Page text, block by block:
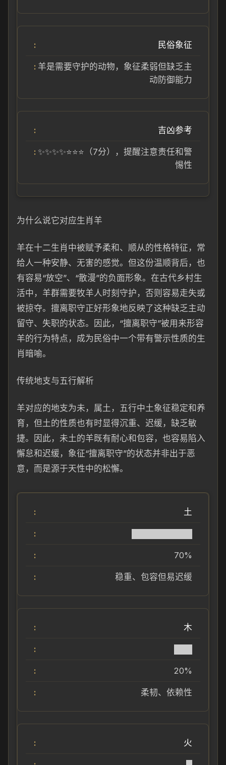
民俗象征
羊是需要守护的动物，象征柔弱但缺乏主
动防御能力
吉凶参考
✨✨✨✨⭐⭐⭐（7分），提醒注意责任和警
惕性
为什么说它对应生肖羊
羊在十二生肖中被赋予柔和、顺从的性格特征，常
给人一种安静、无害的感觉。但这份温顺背后，也
有容易“放空”、“散漫”的负面形象。在古代乡村生
活中，羊群需要牧羊人时刻守护，否则容易走失或
被掠夺。擅离职守正好形象地反映了这种缺乏主动
留守、失职的状态。因此，“擅离职守”被用来形容
羊的行为特点，成为民俗中一个带有警示性质的生
肖暗喻。
传统地支与五行解析
羊对应的地支为未，属土，五行中土象征稳定和养
育，但土的性质也有时显得沉重、迟缓，缺乏敏
捷。因此，未土的羊既有耐心和包容，也容易陷入
懈怠和迟缓，象征“擅离职守”的状态并非出于恶
意，而是源于天性中的松懈。
土
70%
稳重、包容但易迟缓
木
20%
柔韧、依赖性
火